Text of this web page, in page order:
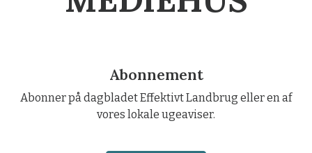
Abonnement
Abonner på dagbladet Effektivt Landbrug eller en af
vores lokale ugeaviser.